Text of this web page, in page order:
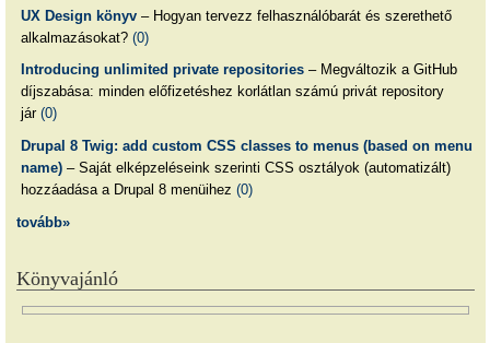
UX Design könyv– Hogyan tervezz felhasználóbarát és szerethető
alkalmazásokat? (0)
Introducing unlimited private repositories– Megváltozik a GitHub
díjszabása: minden előfizetéshez korlátlan számú privát repository
jár (0)
Drupal 8 Twig: add custom CSS classes to menus (based on menu
name)– Saját elképzeléseink szerinti CSS osztályok (automatizált)
hozzáadása a Drupal 8 menüihez (0)
tovább»
Könyvajánló